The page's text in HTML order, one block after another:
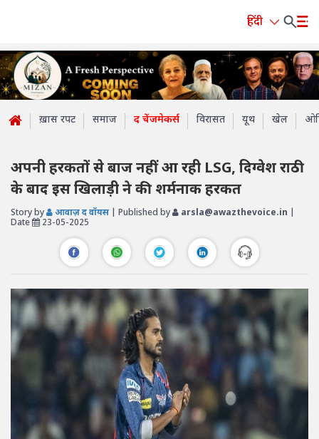
हिंदी
ख़ास रपट समाज द चेंजमेकर्स विरासत यूथ खेल
अपनी हरकतों से बाज नहीं आ रही LSG, दिग्वेश राठी
के बाद इस खिलाड़ी ने की शर्मनाक हरकत
Story by आवाज़ द वॉयस | Published by arsla@awazthevoice.in
Date
23-05-2025